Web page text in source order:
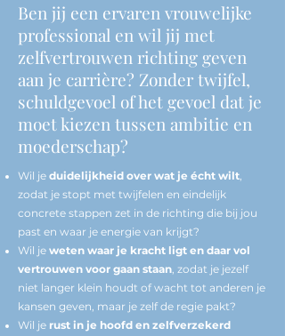
Ben jij een ervaren vrouwelijke
professional en wil jij met
zelfvertrouwen richting geven
aan je carrière? Zonder twijfel,
schuldgevoel of het gevoel dat je
moet kiezen tussen ambitie en
moederschap?
Wil je duidelijkheid over wat je écht wilt,
zodat je stopt met twijfelen en eindelijk
concrete stappen zet in de richting die bij jou
past en waar je energie van krijgt?
Wil je weten waar je kracht ligt en daar vol
vertrouwen voor gaan staan, zodat je jezelf
niet langer klein houdt of wacht tot anderen je
kansen geven, maar je zelf de regie pakt?
Wil je rust in je hoofd en zelfverzekerd